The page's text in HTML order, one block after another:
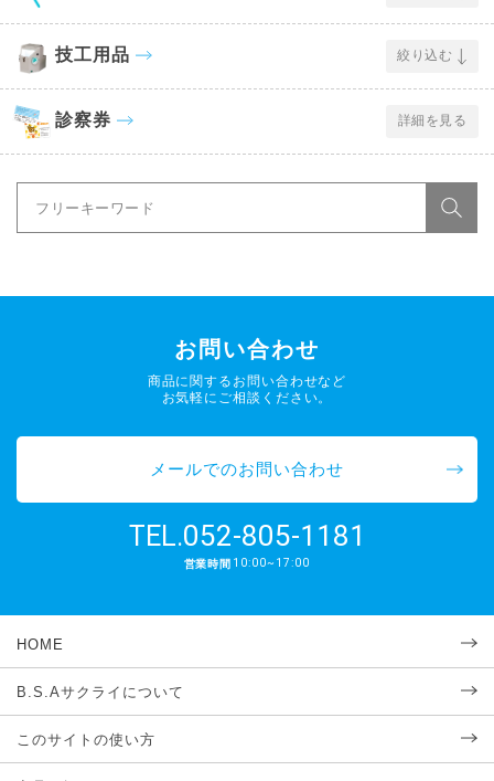
技工用品 絞り込む
診察券 詳細を見る
お問い合わせ
商品に関するお問い合わせなど
お気軽にご相談ください。
メールでのお問い合わせ
TEL.052-805-1181
営業時間 10:00~17:00
HOME
B.S.Aサクライについて
このサイトの使い方